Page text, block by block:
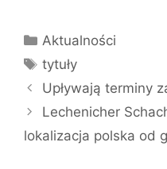
Kategorie
Aktualności
Tagi
tytuły
Upływają terminy
Lechenicher
lokalizacja polska od